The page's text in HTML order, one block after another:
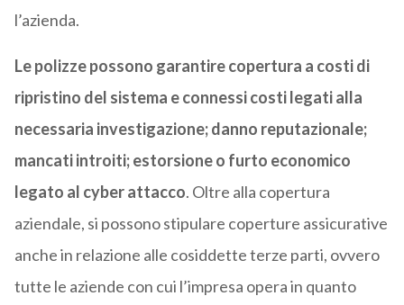
l’azienda.
Le polizze possono garantire copertura a costi di
ripristino del sistema e connessi costi legati alla
necessaria investigazione; danno reputazionale;
mancati introiti; estorsione o furto economico
legato al cyber attacco. Oltre alla copertura
aziendale, si possono stipulare coperture assicurative
anche in relazione alle cosiddette terze parti, ovvero
tutte le aziende con cui l’impresa opera in quanto